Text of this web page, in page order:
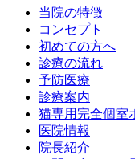
当院の特徴
コンセプト
初めての方へ
診療の流れ
予防医療
診療案内
猫専用完全個室
医院情報
院長紹介